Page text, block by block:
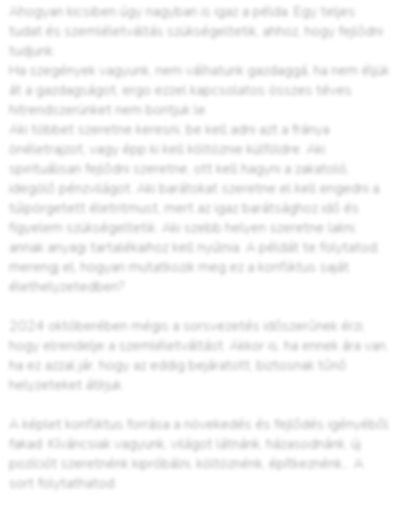
Ahogyan kicsiben úgy nagyban is igaz a példa. Egy teljes
tudat és szemléletváltás szükségeltetik, ahhoz, hogy fejlődni
tudjunk.
Ha szegények vagyunk, nem válhatunk gazdaggá, ha nem éljük
át a gazdagságot, ergo ezzel kapcsolatos összes téves
hitrendszerünket nem bontjuk le.
Aki többet szeretne keresni, be kell adni azt a fránya
önéletrajzot, vagy épp ki kell költöznie külföldre. Aki
spirituálisan fejlődni szeretne, ott kell hagyni a zakatoló,
idegölő pénzvilágot. Aki barátokat szeretne el kell engedni a
túlpörgetett életritmust, mert az igaz barátsághoz idő és
figyelem szükségeltetik. Aki szebb helyen szeretne lakni,
annak anyagi tartalékaihoz kell nyúlnia. A példát te folytatod,
merengj el, hogyan mutatkozik meg ez a konfliktus saját
élethelyzetedben?
2024 októberében mégis a sorsvezetés időszerűnek érzi,
hogy elrendelje a szemléletváltást. Akkor is, ha ennek ára van,
ha ez azzal jár, hogy az eddig bejáratott, biztosnak tűnő
helyzeteket átírjuk.
A képlet konfliktus forrása a növekedés és fejlődés igényéből
fakad. Kíváncsiak vagyunk, világot látnánk, házasodnánk, új
pozíciót szeretnénk kipróbálni, költöznénk, építkeznénk... A
sort folytathatod.